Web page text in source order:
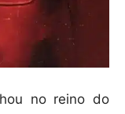
no reino do